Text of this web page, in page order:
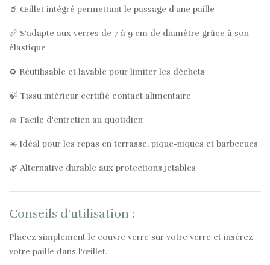
🥤 Œillet intégré permettant le passage d'une paille
📏 S'adapte aux verres de 7 à 9 cm de diamètre grâce à son
élastique
♻️ Réutilisable et lavable pour limiter les déchets
🍃 Tissu intérieur certifié contact alimentaire
🧺 Facile d'entretien au quotidien
☀️ Idéal pour les repas en terrasse, pique-niques et barbecues
🌿 Alternative durable aux protections jetables
Conseils d'utilisation :
Placez simplement le couvre verre sur votre verre et insérez
votre paille dans l'œillet.